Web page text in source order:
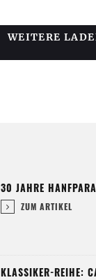
WEITERE
30 JAHRE
ZUM ARTIKEL
KLASSIKER-REIHE: